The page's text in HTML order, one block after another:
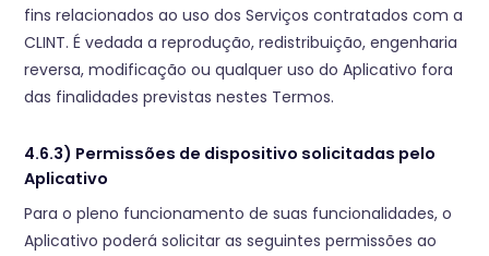
fins relacionados ao uso dos Serviços contratados com a
CLINT. É vedada a reprodução, redistribuição, engenharia
reversa, modificação ou qualquer uso do Aplicativo fora
das finalidades previstas nestes Termos.
4.6.3) Permissões de dispositivo solicitadas pelo
Aplicativo
Para o pleno funcionamento de suas funcionalidades, o
Aplicativo poderá solicitar as seguintes permissões ao